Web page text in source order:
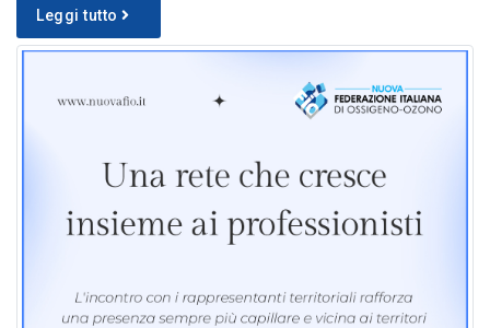
Leggi tutto